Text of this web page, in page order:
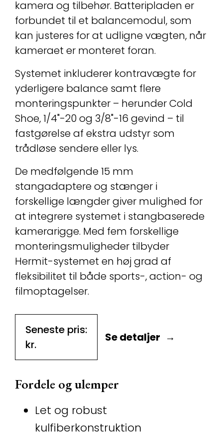
kamera og tilbehør. Batteripladen er
forbundet til et balancemodul, som
kan justeres for at udligne vægten, når
kameraet er monteret foran.
Systemet inkluderer kontravægte for
yderligere balance samt flere
monteringspunkter – herunder Cold
Shoe, 1/4"-20 og 3/8"-16 gevind – til
fastgørelse af ekstra udstyr som
trådløse sendere eller lys.
De medfølgende 15 mm
stangadaptere og stænger i
forskellige længder giver mulighed for
at integrere systemet i stangbaserede
kamerarigge. Med fem forskellige
monteringsmuligheder tilbyder
Hermit-systemet en høj grad af
fleksibilitet til både sports-, action- og
filmoptagelser.
Fordele og ulemper
Let og robust
kulfiberkonstruktion
Seneste pris:
kr.
Se detaljer